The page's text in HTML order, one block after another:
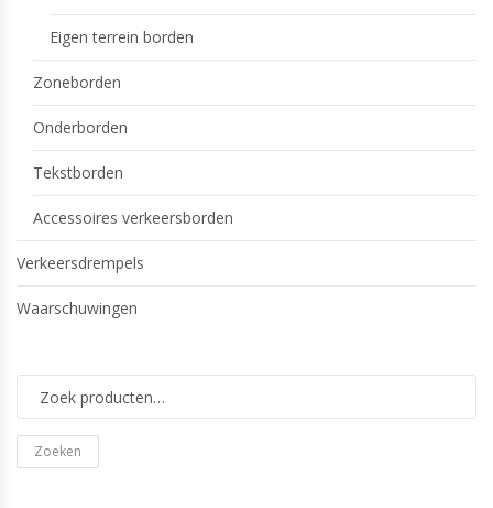
Eigen terrein borden
Zoneborden
Onderborden
Tekstborden
Accessoires verkeersborden
Verkeersdrempels
Waarschuwingen
Zoeken